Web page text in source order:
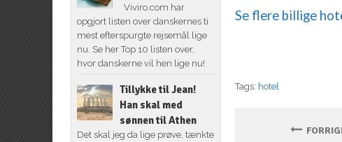
Se flere billige
Tags: hotel
Viviro.com har
opgjort listen over danskernes ti
mest efterspurgte rejsemål lige
nu. Se her Top 10 listen over,
hvor danskerne vil hen lige nu!
Tillykke til Jean!
Han skal med
sønnen til Athen
Det skal jeg da lige prøve, tænkte